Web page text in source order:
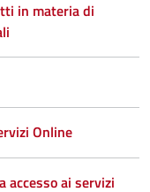
in materia di
Online
accesso ai servizi